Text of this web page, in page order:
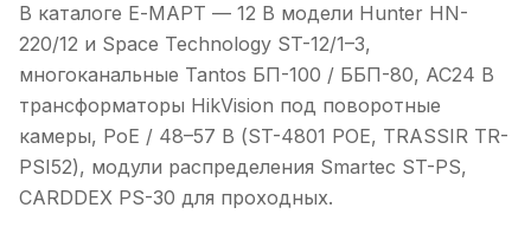
В каталоге Е-МАРТ — 12 В модели Hunter HN-
220/12 и Space Technology ST-12/1–3,
многоканальные Tantos БП-100 / ББП-80, AC24 В
трансформаторы HikVision под поворотные
камеры, PoE / 48–57 В (ST-4801 POE, TRASSIR TR-
PSI52), модули распределения Smartec ST-PS,
CARDDEX PS-30 для проходных.